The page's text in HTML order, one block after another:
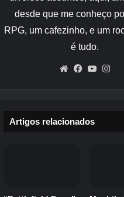
Vara de Ano Novo
Haste Frágil